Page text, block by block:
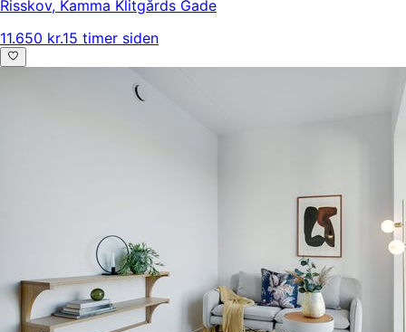
Risskov, Kamma Klitgårds Gade
11.650 kr.15 timer siden